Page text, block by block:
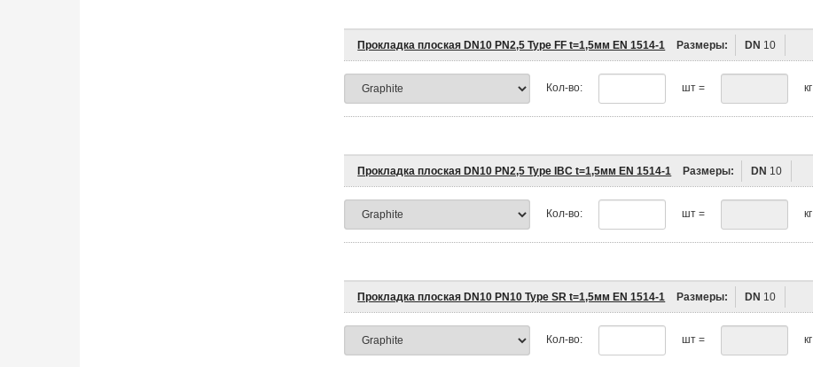
Прокладка плоская DN10 PN2,5 Type FF t=1,5мм EN 1514-1 Размеры: DN 10
Кол-во: шт = кг
Прокладка плоская DN10 PN2,5 Type IBC t=1,5мм EN 1514-1 Размеры: DN 10
Кол-во: шт = кг
Прокладка плоская DN10 PN10 Type SR t=1,5мм EN 1514-1 Размеры: DN 10
Кол-во: шт = кг